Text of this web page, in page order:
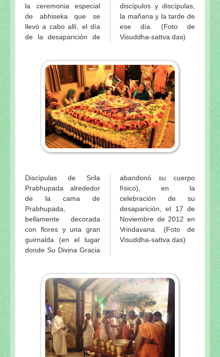
la ceremonia especial
de abhiseka que se
llevó a cabo allí, el día
de la desaparición de
discípulos y discípulas,
la mañana y la tarde de
ese día. (Foto de
Visuddha-sattva das)
Discípulas de Srila
Prabhupada alrededor
de la cama de
Prabhupada,
bellamente decorada
con flores y una gran
guirnalda (en el lugar
donde Su Divina Gracia
abandonó su cuerpo
físico), en la
celebración de su
desaparición, el 17 de
Noviembre de 2012 en
Vrindavana. (Foto de
Visuddha-sattva das)